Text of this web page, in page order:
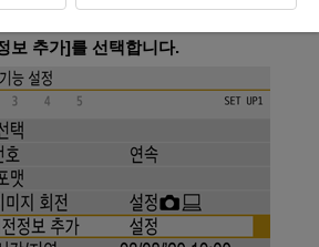
보 추가]를 선택합니다.